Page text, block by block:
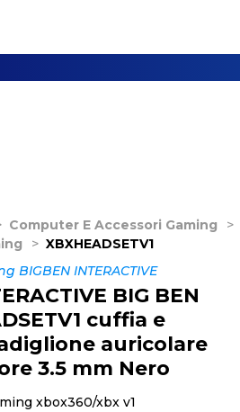
Computer E Accessori Gaming
>
> XBXHEADSETV1
BIGBEN INTERACTIVE
BIG BEN
cuffia e
auricolare
3.5 mm Nero
xbox360/xbx v1